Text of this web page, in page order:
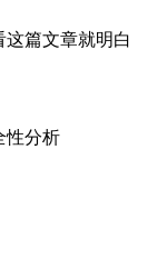
篇文章就明白
性分析